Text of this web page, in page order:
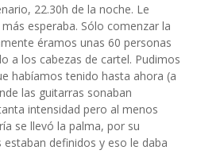
22.30h de la noche. Le
esperaba. Sólo comenzar la
éramos unas 60 personas
a los cabezas de cartel. Pudimos
habíamos tenido hasta ahora (a
las guitarras sonaban
intensidad pero al menos
se llevó la palma, por su
definidos y eso le daba